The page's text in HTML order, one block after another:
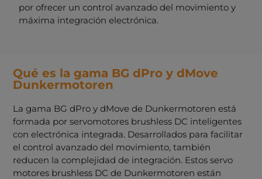
por ofrecer un control avanzado del movimiento y
máxima integración electrónica.
Qué es la gama BG dPro y dMove
Dunkermotoren
La gama BG dPro y dMove de Dunkermotoren está
formada por servomotores brushless DC inteligentes
con electrónica integrada. Desarrollados para facilitar
el control avanzado del movimiento, también
reducen la complejidad de integración. Estos servo
motores brushless DC de Dunkermotoren están